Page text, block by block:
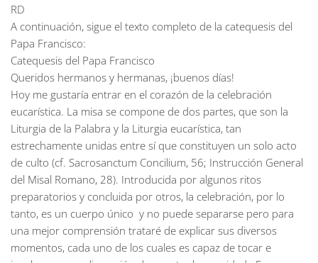
RD
A continuación, sigue el texto completo de la catequesis del
Papa Francisco:
Catequesis del Papa Francisco
Queridos hermanos y hermanas, ¡buenos días!
Hoy me gustaría entrar en el corazón de la celebración
eucarística. La misa se compone de dos partes, que son la
Liturgia de la Palabra y la Liturgia eucarística, tan
estrechamente unidas entre sí que constituyen un solo acto
de culto (cf. Sacrosanctum Concilium, 56; Instrucción General
del Misal Romano, 28). Introducida por algunos ritos
preparatorios y concluida por otros, la celebración, por lo
tanto, es un cuerpo único y no puede separarse pero para
una mejor comprensión trataré de explicar sus diversos
momentos, cada uno de los cuales es capaz de tocar e